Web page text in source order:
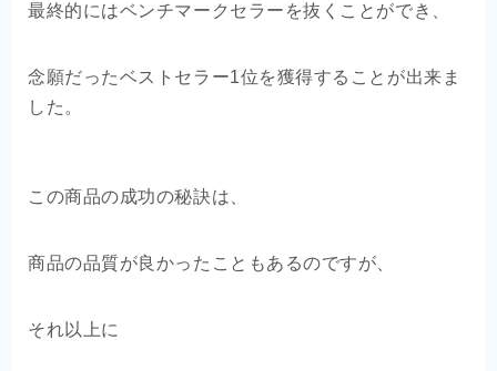
最終的にはベンチマークセラーを抜くことができ、
念願だったベストセラー1位を獲得することが出来ま
した。
この商品の成功の秘訣は、
商品の品質が良かったこともあるのですが、
それ以上に